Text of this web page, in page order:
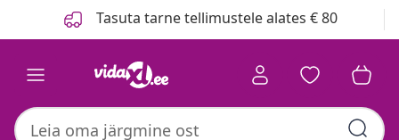
Tasuta tarne tellimustele alates € 80